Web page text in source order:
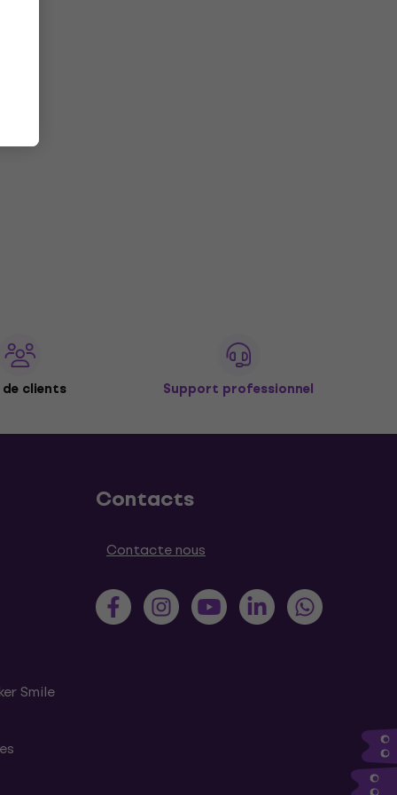
de clients Support professionnel
Smile
Contacts
Contacte nous